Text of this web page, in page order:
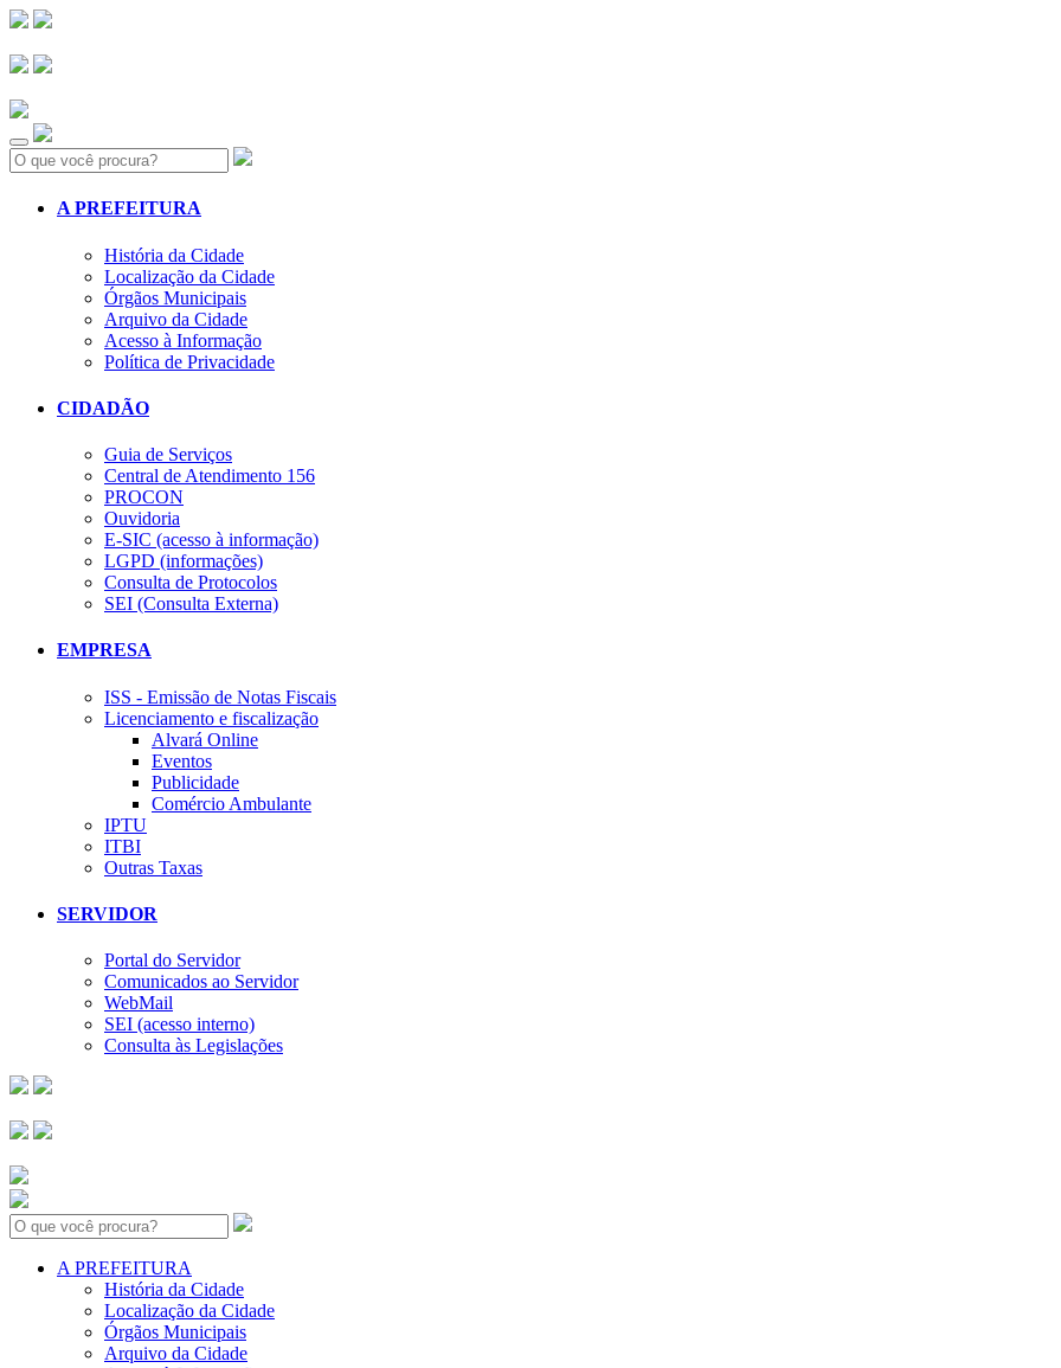
Search:
A PREFEITURA
História da Cidade
Localização da Cidade
Órgãos Municipais
Arquivo da Cidade
Acesso à Informação
Política de Privacidade
CIDADÃO
Guia de Serviços
Central de Atendimento 156
PROCON
Ouvidoria
E-SIC (acesso à informação)
LGPD (informações)
Consulta de Protocolos
SEI (Consulta Externa)
EMPRESA
ISS - Emissão de Notas Fiscais
Licenciamento e fiscalização
Alvará Online
Eventos
Publicidade
Comércio Ambulante
IPTU
ITBI
Outras Taxas
SERVIDOR
Portal do Servidor
Comunicados ao Servidor
WebMail
SEI (acesso interno)
Consulta às Legislações
Search:
A PREFEITURA
História da Cidade
Localização da Cidade
Órgãos Municipais
Arquivo da Cidade